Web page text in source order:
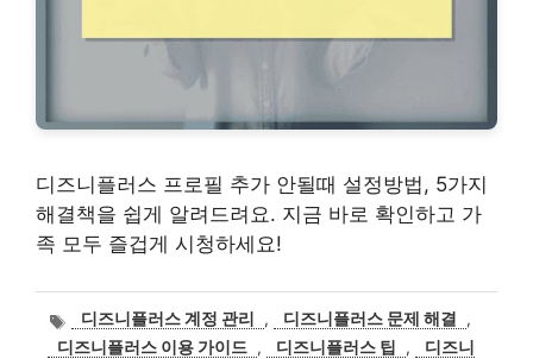
디즈니플러스 프로필 추가 안될때 설정방법, 5가지
해결책을 쉽게 알려드려요. 지금 바로 확인하고 가
족 모두 즐겁게 시청하세요!
태
그
디즈니플러스 계정 관리 , 디즈니플러스 문제 해결
,
디즈니플러스 이용 가이드 , 디즈니플러스 팁 ,
디즈니